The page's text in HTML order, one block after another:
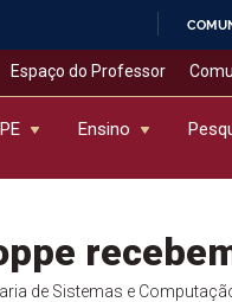
Espaço do Professor
Ensino
de Sistemas e